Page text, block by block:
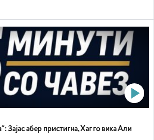
Зајас абер пристигна, Хаг го вика Али